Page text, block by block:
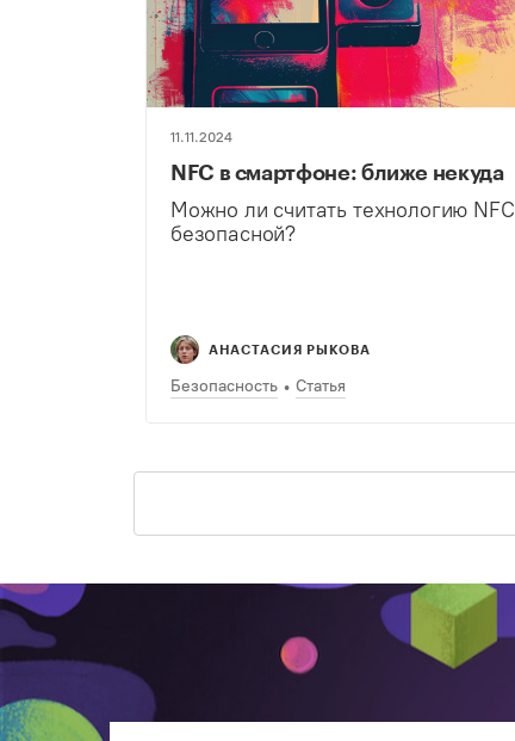
11.11.2024
NFC в смартфоне: ближе некуда
Можно ли считать технологию NFC
безопасной?
АНАСТАСИЯ РЫКОВА
Безопасность Статья